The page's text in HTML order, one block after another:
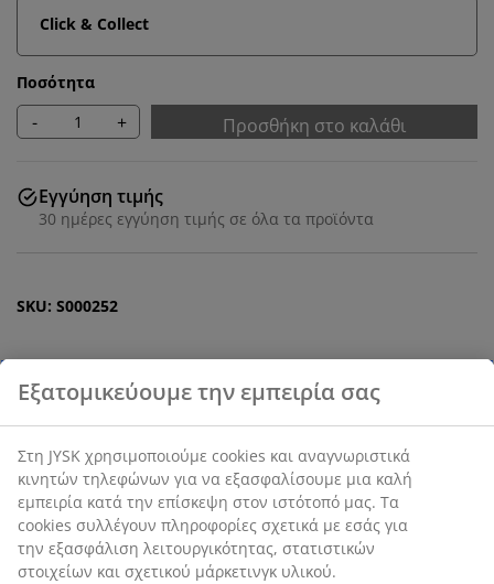
Click & Collect
Ποσότητα
- + Προσθήκη στο καλάθι
Εγγύηση τιμής
30 ημέρες εγγύηση τιμής σε όλα τα προϊόντα
SKU: S000252
Το σετ αποτελείται από τα παρακάτω
στοιχεία
Χαρακτηριστικά προϊόντος
Εξατομικεύουμε την εμπειρία σας
Στη JYSK χρησιμοποιούμε cookies και αναγνωριστικά
κινητών τηλεφώνων για να εξασφαλίσουμε μια καλή
εμπειρία κατά την επίσκεψη στον ιστότοπό μας. Τα
cookies συλλέγουν πληροφορίες σχετικά με εσάς για
την εξασφάλιση λειτουργικότητας, στατιστικών
στοιχείων και σχετικού μάρκετινγκ υλικού.